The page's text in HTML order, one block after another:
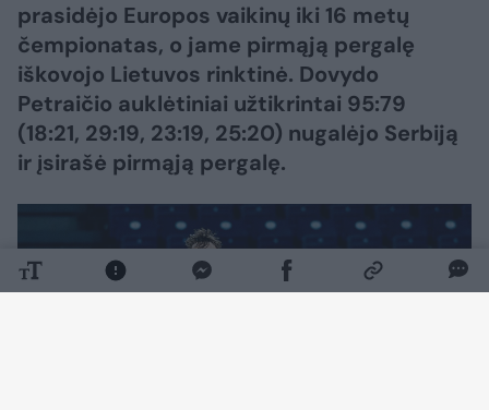
prasidėjo Europos vaikinų iki 16 metų
čempionatas, o jame pirmąją pergalę
iškovojo Lietuvos rinktinė. Dovydo
Petraičio auklėtiniai užtikrintai 95:79
(18:21, 29:19, 23:19, 25:20) nugalėjo Serbiją
ir įsirašė pirmąją pergalę.